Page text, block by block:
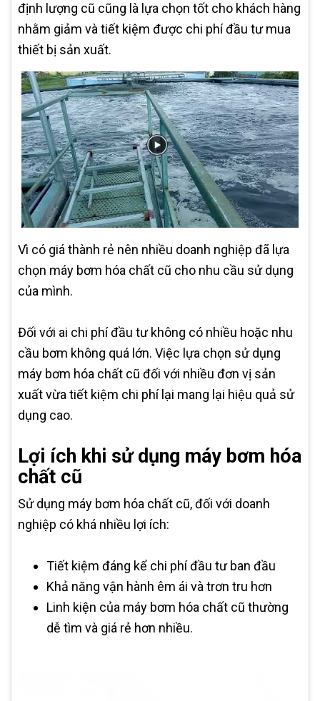
định lượng cũ cũng là lựa chọn tốt cho khách hàng
nhằm giảm và tiết kiệm được chi phí đầu tư mua
thiết bị sản xuất.
Vì có giá thành rẻ nên nhiều doanh nghiệp đã lựa
chọn máy bơm hóa chất cũ cho nhu cầu sử dụng
của mình.
Đối với ai chi phí đầu tư không có nhiều hoặc nhu
cầu bơm không quá lớn. Việc lựa chọn sử dụng
máy bơm hóa chất cũ đối với nhiều đơn vị sản
xuất vừa tiết kiệm chi phí lại mang lại hiệu quả sử
dụng cao.
Lợi ích khi sử dụng máy bơm hóa
chất cũ
Sử dụng máy bơm hóa chất cũ, đối với doanh
nghiệp có khá nhiều lợi ích:
Tiết kiệm đáng kể chi phí đầu tư ban đầu
Khả năng vận hành êm ái và trơn tru hơn
Linh kiện của máy bơm hóa chất cũ thường
dễ tìm và giá rẻ hơn nhiều.